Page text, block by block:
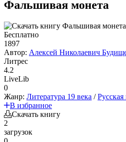
Фальшивая монета
Бесплатно
1897
Автор: Алексей Николаевич
Литрес
4.2
LiveLib
0
Жанр: Литература 19 века /Русская
В избранное
Скачать книгу
2
загрузок